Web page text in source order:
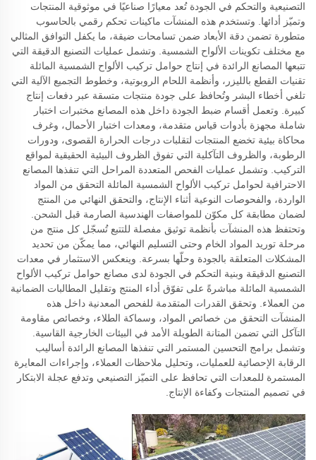
التصنيعية والتحكم في الجودة تُعد معيارًا صناعيًا في موثوقية المنتجات
وتميّز أدائها. وتستخدم هذه المنشآت ماكينات تحكم رقمي بالحاسوب
متطورة تضمن دقة الأبعاد ضمن تسامحات ضيقة، ما يكفل التوافق المثالي
مع مختلف تكوينات الألواح الشمسية. وتشمل عمليات التصنيع الدقيقة التي
تتبعها المصانع الرائدة في إنتاج حوامل تركيب الألواح الشمسية المائلة
تقنيات القطع بالليزر، وأنظمة اللحام الروبوتية، وخطوط التجميع الآلية التي
تلغي أخطاء البشر وتُحافظ على جودة منتجات متسقة عبر دفعات إنتاج
كبيرة. وتعمل أقسام ضبط الجودة داخل هذه المصانع مختبرات اختبار
شاملة مجهزة بأدوات قياس متقدمة، ومعدات اختبار الأحمال، وغرف
محاكاة بيئية تخضع المنتجات لتقلبات درجات الحرارة القصوى، ودورات
الرطوبة، والظروف التآكلية التي تفوق الظروف البيئية الحقيقية لمواقع
التركيب. وتشمل عمليات الفحص المتعددة المراحل التي تنفذها المصانع
الاحترافية لحوامل تركيب الألواح الشمسية المائلة التحقق من المواد
الواردة، والفحوصات النوعية أثناء الإنتاج، والتحقق النهائي من المنتج
لضمان مطابقة كل مكوّن للمواصفات الهندسية الصارمة قبل الشحن.
وتحتفظ هذه المنشآت بأنظمة توثيق مفصلة للتتبع تُسجّل كل منتج من
مرحلة توريد المواد الخام وحتى التسليم النهائي، مما يمكّن من تحديد
المشكلات المتعلقة بالجودة وحلّها بسرعة. وينعكس الاستثمار في معدات
التصنيع الدقيقة وبنية التحكم في الجودة لدى مصانع حوامل تركيب الألواح
الشمسية المائلة مباشرةً على تفوّق أداء المنتج وتقليل المطالبات الضمانية
من العملاء. وتحقق القدرات المتقدمة للفحص المعدنية داخل هذه
المنشآت التحقق من خصائص المواد، وسماكة الطلاء، وخصائص مقاومة
التآكل التي تضمن المتانة الطويلة الأمد في البيئات الخارجية القاسية.
وتشمل برامج التحسين المستمر التي تنفذها المصانع الرائدة أساليب
الرقابة الإحصائية للعمليات، وتحليل ملاحظات العملاء، وإجراءات المعايرة
المستمرة للمعدات التي تحافظ على التميّز التصنيعي وتدفع عجلة الابتكار
في تصميم المنتجات وكفاءة الإنتاج.